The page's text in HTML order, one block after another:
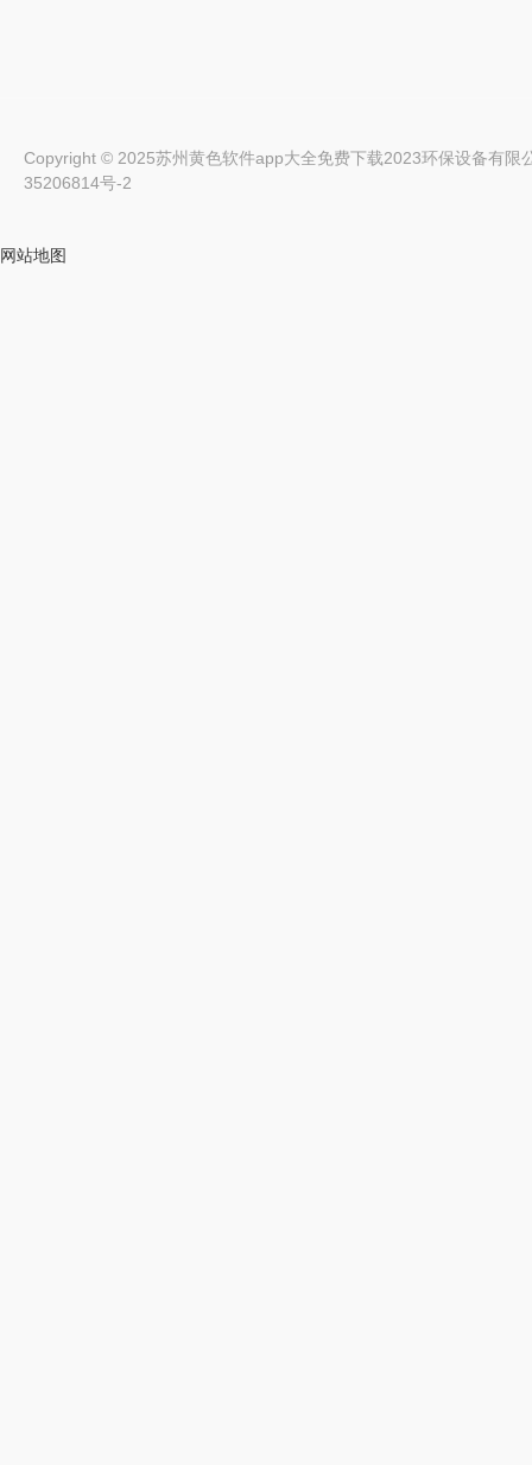
Copyright © 2025苏州黄色软件app大全免费下载2023环保设备有限公
35206814号-2
网站地图